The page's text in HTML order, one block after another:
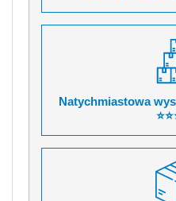
Natychmiastowa